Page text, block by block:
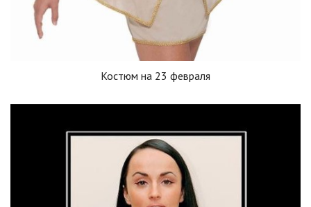
Костюм на 23 февраля